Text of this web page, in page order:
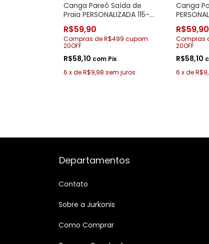
Canga Pareô Saída de
Praia PERSONALIZADA 115-
422 Noiva e Madrinhas
R$59,90
Compras de R$499 cupom
20OFF
R$58,10 com Pix
6 xdeR$9,98 sem juros
Canga
R$59,90
Compras
20OFF
R$58,10
6 xde
Departamentos
Contato
Sobre a Jurkonis
Como Comprar